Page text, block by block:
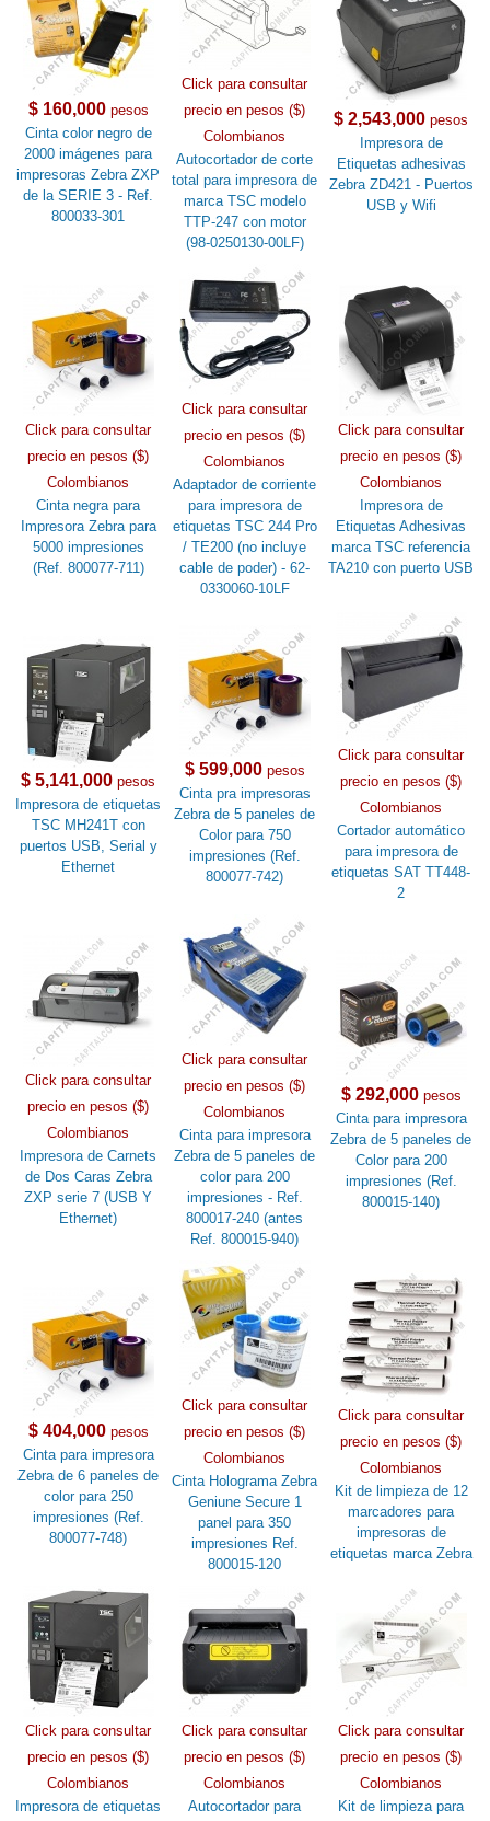
$ 160,000pesos
Cinta color negro de
2000 imágenes para
impresoras Zebra ZXP
de la SERIE 3 - Ref.
800033-301
Click para consultar
precio en pesos ($)
Colombianos
Autocortador de corte
total para impresora de
marca TSC modelo
TTP-247 con motor
(98-0250130-00LF)
$ 2,543,000 pesos
Impresora de
Etiquetas adhesivas
Zebra ZD421 - Puertos
USB y Wifi
Click para consultar
precio en pesos ($)
Colombianos
Cinta negra para
Impresora Zebra para
5000 impresiones
(Ref. 800077-711)
Click para consultar
precio en pesos ($)
Colombianos
Adaptador de corriente
para impresora de
etiquetas TSC 244 Pro
/ TE200 (no incluye
cable de poder) - 62-
0330060-10LF
Click para consultar
precio en pesos ($)
Colombianos
Impresora de
Etiquetas Adhesivas
marca TSC referencia
TA210 con puerto USB
$ 5,141,000 pesos
Impresora de etiquetas
TSC MH241T con
puertos USB, Serial y
Ethernet
$ 599,000pesos
Cinta pra impresoras
Zebra de 5 paneles de
Color para 750
impresiones (Ref.
800077-742)
Click para consultar
precio en pesos ($)
Colombianos
Cortador automático
para impresora de
etiquetas SAT TT448-
2
Click para consultar
precio en pesos ($)
Colombianos
Impresora de Carnets
de Dos Caras Zebra
ZXP serie 7 (USB Y
Ethernet)
Click para consultar
precio en pesos ($)
Colombianos
Cinta para impresora
Zebra de 5 paneles de
color para 200
impresiones - Ref.
800017-240 (antes
Ref. 800015-940)
$ 292,000pesos
Cinta para impresora
Zebra de 5 paneles de
Color para 200
impresiones (Ref.
800015-140)
$ 404,000pesos
Cinta para impresora
Zebra de 6 paneles de
color para 250
impresiones (Ref.
800077-748)
Click para consultar
precio en pesos ($)
Colombianos
Cinta Holograma Zebra
Geniune Secure 1
panel para 350
impresiones Ref.
800015-120
Click para consultar
precio en pesos ($)
Colombianos
Kit de limpieza de 12
marcadores para
impresoras de
etiquetas marca Zebra
Click para consultar
precio en pesos ($)
Colombianos
Impresora de etiquetas
Click para consultar
precio en pesos ($)
Colombianos
Autocortador para
Click para consultar
precio en pesos ($)
Colombianos
Kit de limpieza para